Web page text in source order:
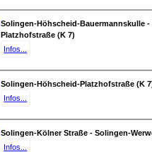
Solingen-Höhscheid-Bauermannskulle
Platzhofstraße (K 7)
Infos...
Solingen-Höhscheid-Platzhofstraße (K
Infos...
Solingen-Kölner Straße - Solingen-
Infos...